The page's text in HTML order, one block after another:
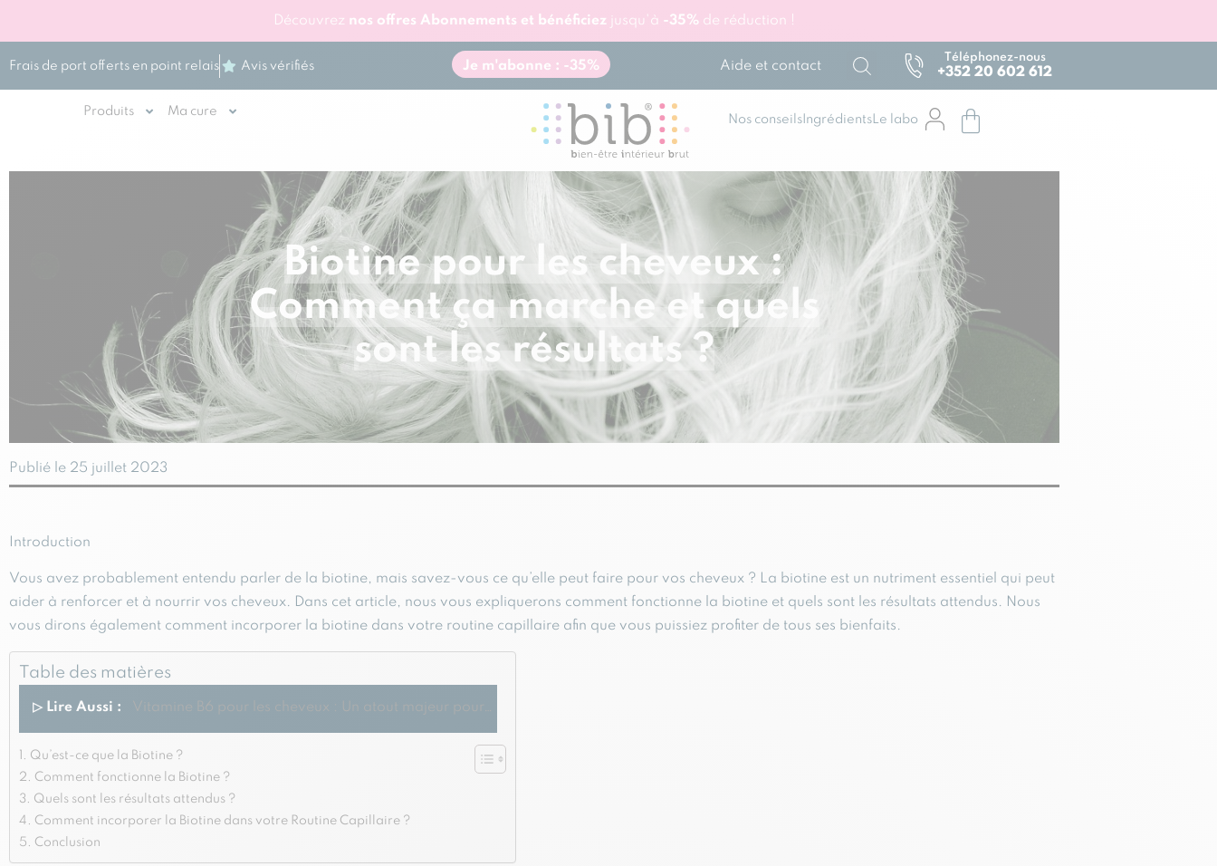
Découvrez nos offres Abonnements et bénéficiez jusqu'à -35% de réduction !
Frais de port offerts en point relais Avis vérifiés Je m'abonne : -35% Aide et contact
Téléphonez-nous
+352 20 602 612
Produits Ma cure
Nos conseilsIngrédientsLe labo
Biotine pour les cheveux :
Comment ça marche et quels
sont les résultats ?
Publié le 25 juillet 2023
Introduction
Vous avez probablement entendu parler de la biotine, mais savez-vous ce qu’elle peut faire pour vos cheveux ? La biotine est un nutriment essentiel qui peut
aider à renforcer et à nourrir vos cheveux. Dans cet article, nous vous expliquerons comment fonctionne la biotine et quels sont les résultats attendus. Nous
vous dirons également comment incorporer la biotine dans votre routine capillaire afin que vous puissiez profiter de tous ses bienfaits.
Table des matières
▷ Lire Aussi : Vitamine B6 pour les cheveux : Un atout majeur pour…
Qu’est-ce que la Biotine ?
Comment fonctionne la Biotine ?
Quels sont les résultats attendus ?
Comment incorporer la Biotine dans votre Routine Capillaire ?
Conclusion